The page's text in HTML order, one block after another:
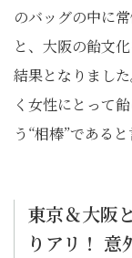
のバッグの中に
と、大阪の飴文
結果となりまし
く女性にとって
う“相棒”であると
東京＆大阪
りアリ！ 意